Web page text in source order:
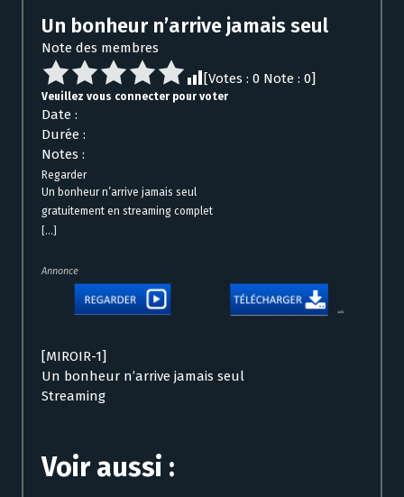
Un bonheur n’arrive jamais seul
Note des membres
[Votes : 0 Note : 0]
Veuillez vous connecter pour voter
Date :
Durée :
Notes :
Regarder
Un bonheur n’arrive jamais seul
gratuitement en streaming complet
[...]
Annonce
[MIROIR-1]
Un bonheur n’arrive jamais seul
Streaming
Voir aussi :